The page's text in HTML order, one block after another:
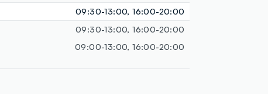
09:30-13:00, 16:00-20:00
09:30-13:00, 16:00-20:00
09:00-13:00, 16:00-20:00